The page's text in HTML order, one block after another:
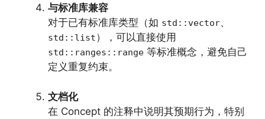
与标准库兼容
对于已有标准库类型（如 std::vector、
std::list），可以直接使用
std::ranges::range 等标准概念，避免自己
定义重复约束。
文档化
在 Concept 的注释中说明其预期行为，特别